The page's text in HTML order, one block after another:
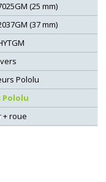
(25 mm)
(37 mm)
Pololu
+ roue